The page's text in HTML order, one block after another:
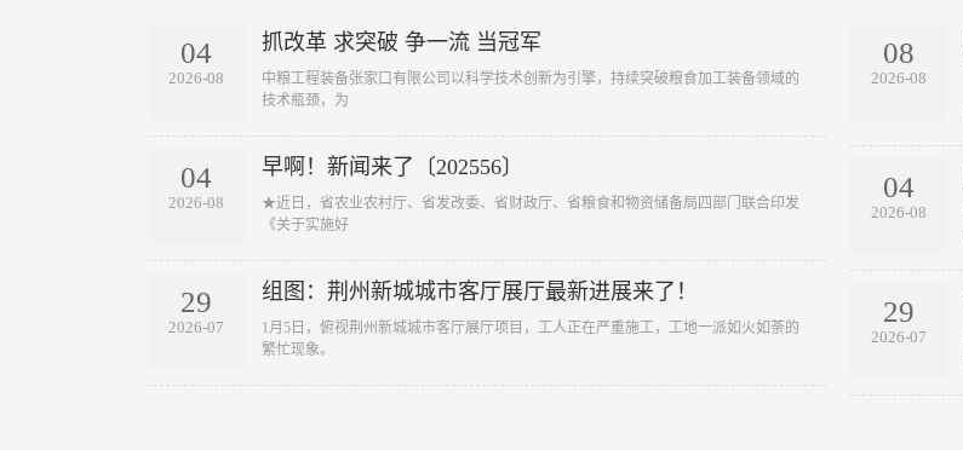
04
2026-08
抓改革 求突破 争一流 当冠军
​ 中粮工程装备张家口有限公司以科学技术创新为引擎，持续突破粮食加工装备领域的
技术瓶颈，为
04
2026-08
早啊！新闻来了〔202556〕
​ ★近日，省农业农村厅、省发改委、省财政厅、省粮食和物资储备局四部门联合印发
《关于实施好
29
2026-07
组图：荆州新城城市客厅展厅最新进展来了！
​ 1月5日，俯视荆州新城城市客厅展厅项目，工人正在严重施工，工地一派如火如荼的
繁忙现象。
08
2026-08
04
2026-08
29
2026-07